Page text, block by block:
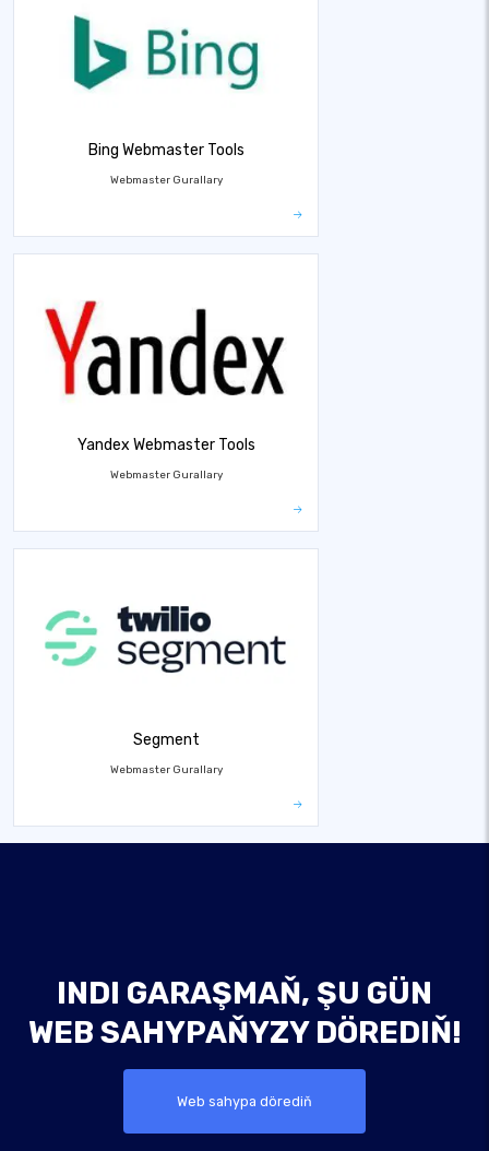
Bing Webmaster Tools
Webmaster Gurallary
Yandex Webmaster Tools
Webmaster Gurallary
Segment
Webmaster Gurallary
INDI GARAŞMAŇ, ŞU GÜN
WEB SAHYPAŇYZY DÖREDIŇ!
Web sahypa dörediň